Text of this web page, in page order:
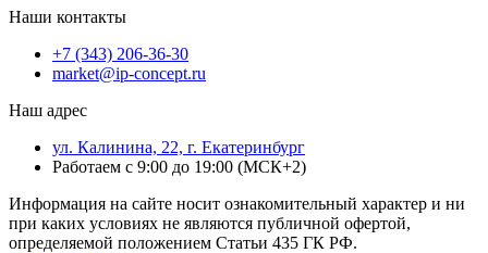
Наши контакты
+7 (343) 206-36-30
market@ip-concept.ru
Наш адрес
ул. Калинина, 22, г. Екатеринбург
Работаем с 9:00 до 19:00 (МСК+2)
Информация на сайте носит ознакомительный характер и ни
при каких условиях не являются публичной офертой,
определяемой положением Статьи 435 ГК РФ.